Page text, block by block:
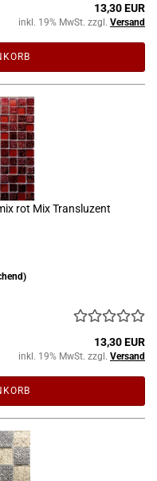
13,30 EUR
inkl. 19% MwSt. zzgl. Versand
rot Mix Transluzent
13,30 EUR
inkl. 19% MwSt. zzgl. Versand